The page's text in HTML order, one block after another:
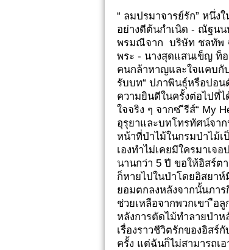
“ ลมปรมาจารย์รัก” หนึ่ง
อย่างดีต้นกำเนิด - ณัฐนน
พรมณีจาก บริษัท ชลทัพ
พระ - นางสุดแสนเข็ญ ท็
คนกล้าหาญและใจแคบกั
รับบท“ ปภาพินธุ์หรือปอน
ความยินดีในครั้งต่อไปที่ไ
ใจจริง ๆ จากซ ีรีส์“ My
อุรุยาและบทโทรทัศน์จา
หน้าที่ป่าไม้ในกรมป่าไม้
เองทำไม่เคยมีใครมาเ
นานกว่า 5 ปี ขอให้อิสร์ต
ก็หายไปในป่าโดยอิสยาห์
ยอมตกลงหลังจากนั้นภาร
ช่วยเหลือจากพวกเขา ือ
หลังการตัดไม้ทำลายป่า
เรื่องราวชีวิตรักของอิสร์
ครั้ง แต่ฉันก็ไม่สามารถเ